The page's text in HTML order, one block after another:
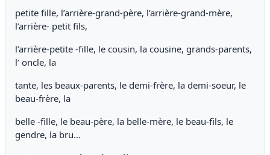
petite fille, l’arrière-grand-père, l’arrière-grand-mère,
l’arrière- petit fils,
l’arrière-petite -fille, le cousin, la cousine, grands-parents,
l’ oncle, la
tante, les beaux-parents, le demi-frère, la demi-soeur, le
beau-frère, la
belle -fille, le beau-père, la belle-mère, le beau-fils, le
gendre, la bru…